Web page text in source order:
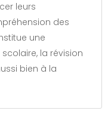
leurs
des
une
la révision
bien à la